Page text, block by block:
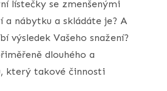
lístečky se zmenšenými
nábytku a skládáte je? A
výsledek Vašeho snažení?
dlouhého a
který takové činnosti